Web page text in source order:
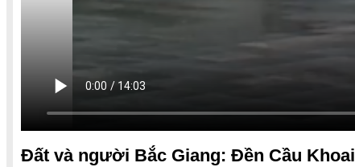
Đất và người Bắc Giang: Đền Cầu Khoai